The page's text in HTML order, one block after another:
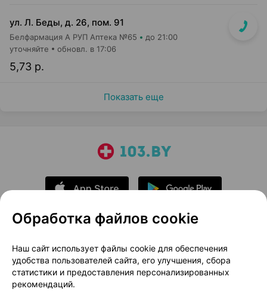
ул. Л. Беды, д. 26, пом. 91
Белфармация А РУП Аптека №65 до 21:00
5,73 р.
уточняйте обновл. в 17:06
Показать еще
О проекте
Новости проекта
Размещение рекламы
Медицинский маркетинг
Публичный договор
Доставка
Обработка файлов cookie
Наш сайт использует файлы cookie для обеспечения
удобства пользователей сайта, его улучшения, сбора
статистики и предоставления персонализированных
рекомендаций.